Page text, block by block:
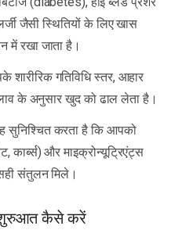
जैसी स्थितियों के लिए खास
में रखा जाता है।
गतिविधि स्तर, आहार
के अनुसार खुद को ढाल लेता है।
सुनिश्चित करता है कि आपको
कार्ब्स) और माइक्रोन्यूट्रिएंट्स
संतुलन मिले।
शुरुआत कैसे करें